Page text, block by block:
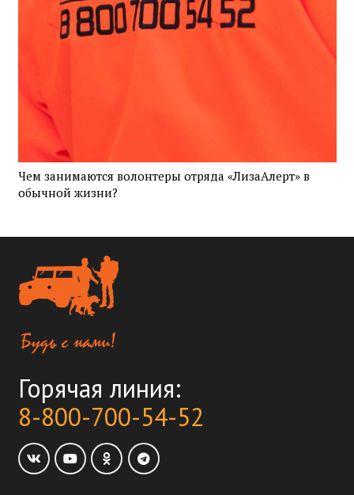
Чем занимаются волонтеры отряда «ЛизаАлерт» в
обычной жизни?
Горячая линия:
8-800-700-54-52